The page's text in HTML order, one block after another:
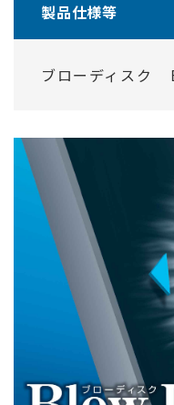
製品仕様等
ブローディスク